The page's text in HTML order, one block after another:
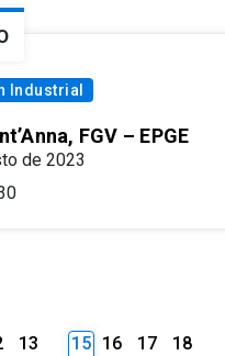
Industrial
FGV – EPGE
de 2023
13
15 16 17
18